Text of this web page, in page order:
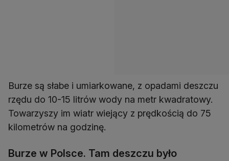
Burze są słabe i umiarkowane, z opadami deszczu
rzędu do 10-15 litrów wody na metr kwadratowy.
Towarzyszy im wiatr wiejący z prędkością do 75
kilometrów na godzinę.
Burze w Polsce. Tam deszczu było